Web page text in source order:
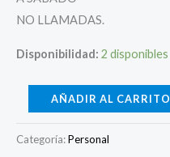
NO LLAMADAS.
Disponibilidad: 2 disponibles
AÑADIR AL CARRITO
Categoría:Personal